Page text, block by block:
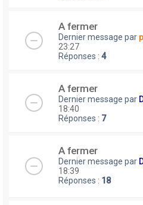
A fermer
Dernier message par
23:27
Réponses : 4
A fermer
Dernier message par
18:40
Réponses : 7
A fermer
Dernier message par
18:39
Réponses : 18